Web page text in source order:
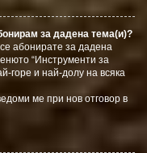
за дадена тема(и)?
абонирате за дадена
“Инструменти за
горе и най-долу на всяка
ме при нов отговор в